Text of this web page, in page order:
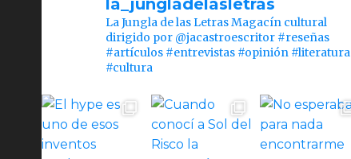
la_jungladelasletras
La Jungla de las Letras Magacín cultural
dirigido por @jacastroescritor #reseñas
#artículos #entrevistas #opinión #literatura
#cultura